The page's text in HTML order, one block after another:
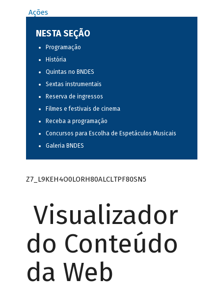
Ações
NESTA SEÇÃO
Programação
História
Quintas no BNDES
Sextas instrumentais
Reserva de ingressos
Filmes e festivais de cinema
Receba a programação
Concursos para Escolha de Espetáculos Musicais
Galeria BNDES
Z7_L9KEH4O0LORH80ALCLTPF80SN5
Visualizador
do Conteúdo
da Web